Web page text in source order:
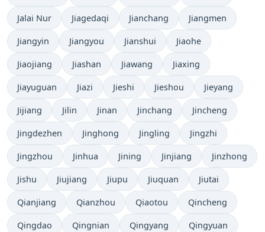
Jalai Nur Jiagedaqi Jianchang Jiangmen
Jiangyin Jiangyou Jianshui Jiaohe
Jiaojiang Jiashan Jiawang Jiaxing
Jiayuguan Jiazi Jieshi Jieshou Jieyang
Jijiang Jilin Jinan Jinchang Jincheng
Jingdezhen Jinghong Jingling Jingzhi
Jingzhou Jinhua Jining Jinjiang Jinzhong
Jishu Jiujiang Jiupu Jiuquan Jiutai
Qianjiang Qianzhou Qiaotou Qincheng
Qingdao Qingnian Qingyang Qingyuan